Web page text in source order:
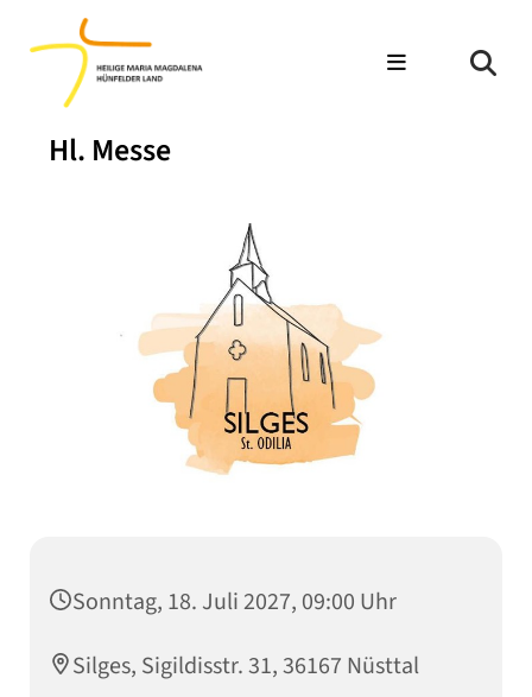
Hl. Messe
Sonntag, 18. Juli 2027, 09:00 Uhr
Silges, Sigildisstr. 31, 36167 Nüsttal